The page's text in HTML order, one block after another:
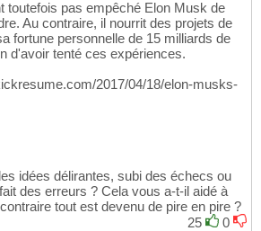
toutefois pas empêché Elon Musk de
Au contraire, il nourrit des projets de
fortune personnelle de 15 milliards de
d'avoir tenté ces expériences.
2017/04/18/elon-musks-
idées délirantes, subi des échecs ou
des erreurs ? Cela vous a-t-il aidé à
tout est devenu de pire en pire ?
25
0